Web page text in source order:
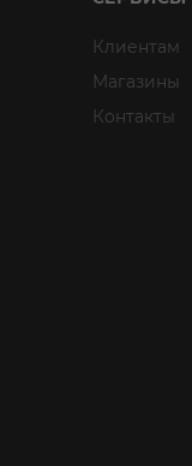
Клиентам
Магазины
Контакты